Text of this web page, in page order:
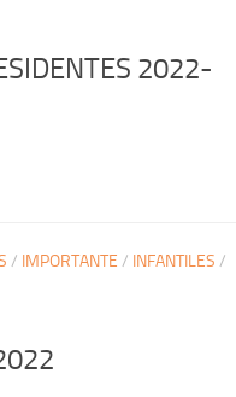
2022-
/ IMPORTANTE / INFANTILES /